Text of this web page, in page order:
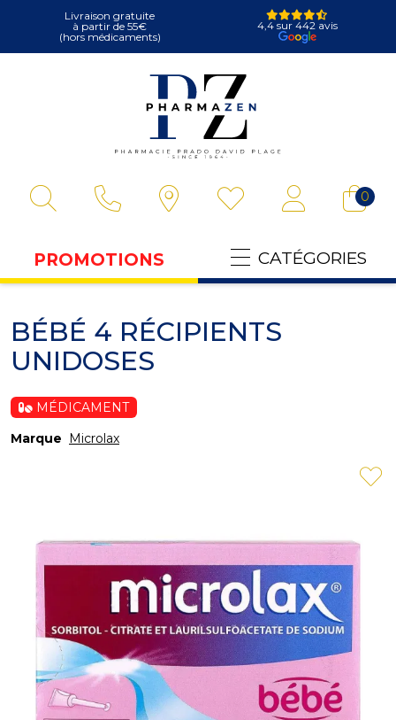
Livraison gratuite
à partir de 55€
(hors médicaments)
4,4 sur 442 avis
0
PROMOTIONS CATÉGORIES
BÉBÉ 4 RÉCIPIENTS
UNIDOSES
MÉDICAMENT
Marque Microlax